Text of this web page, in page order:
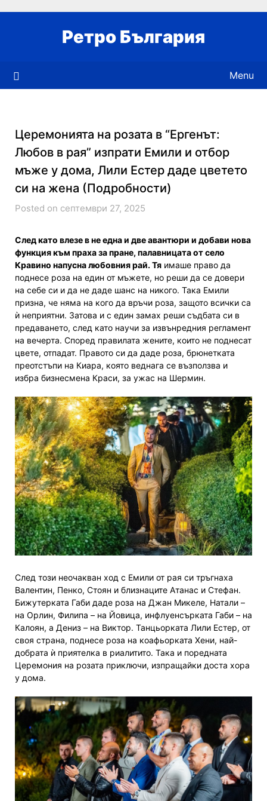
Ретро България
Menu
Церемонията на розата в “Ергенът:
Любов в рая” изпрати Емили и отбор
мъже у дома, Лили Естер даде цветето
си на жена (Подробности)
Posted on септември 27, 2025
След като влезе вне една и двеавантюри и добави нова
функция към прахаза пране, палавницата от село
Кравино напусна любовния рай. Тя имаше право да
поднесе роза на един от мъжете, но реши да се довери
на себе си и да не даде шанс на никого. Така Емили
призна, че няма на кого да връчи роза, защото всички са
ѝ неприятни. Затова и с един замах реши съдбата си в
предаването, след като научи за извънредния регламент
на вечерта. Според правилата жените, които не поднесат
цвете, отпадат. Правото си да даде роза, брюнетката
преотстъпи на Киара, която веднага се възползва и
избра бизнесмена Краси, за ужас на Шермин.
След този неочакван ход с Емили от рая си тръгнаха
Валентин, Пенко, Стоян и близнаците Атанас и Стефан.
Бижутерката Габи даде роза на Джан Микеле, Натали –
на Орлин, Филипа – на Йовица, инфлуенсърката Габи – на
Калоян, а Дениз – на Виктор. Танцьорката Лили Естер, от
своя страна, поднесе роза на коафьорката Хени, най-
добрата ѝ приятелка в риалитито. Така и поредната
Церемония на розата приключи, изпращайки доста хора
у дома.